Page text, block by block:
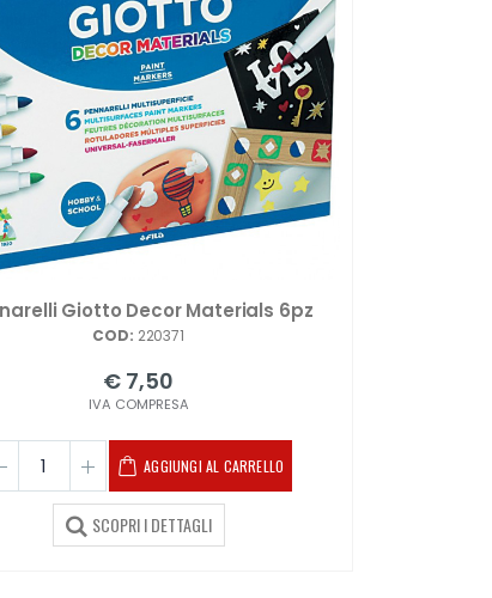
Giotto Decor Materials 6pz
COD: 220371
€ 7,50
IVA COMPRESA
AGGIUNGI AL CARRELLO
SCOPRI I DETTAGLI